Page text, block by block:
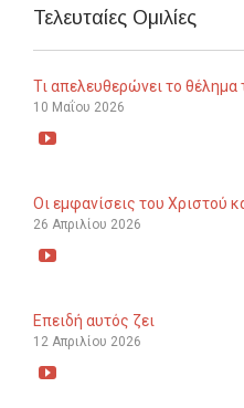
Τελευταίες Ομιλίες
Τι απελευθερώνει το θέλημα
10 Μαΐου 2026

Οι εμφανίσεις του Χριστού
26 Απριλίου 2026

Επειδή αυτός ζει
12 Απριλίου 2026
